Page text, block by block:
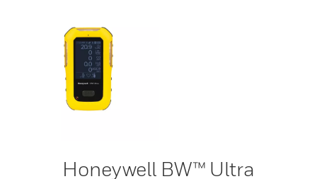
Honeywell BW™ Ultra